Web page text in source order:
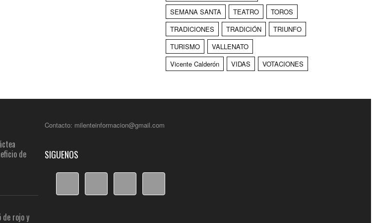
SEMANA SANTA
TEATRO
TOROS
TRADICIONES
TRADICIÓN
TRIUNFO
TURISMO
VALLENATO
Vicente Calderón
VIDAS VOTACIONES
de
rojo y
Contacto: milenteinformacion@gmail.com
SIGUENOS